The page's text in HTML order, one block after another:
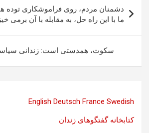
نوشته
دشمنان مردم، روی فراموش­کاری توده
ما با این راه حل، به مقابله با آن برمی
سکوت، همدستی است: زندانی سیاسی
English Deutsch France Swedish
کتابخانه گفتگوهای زندان